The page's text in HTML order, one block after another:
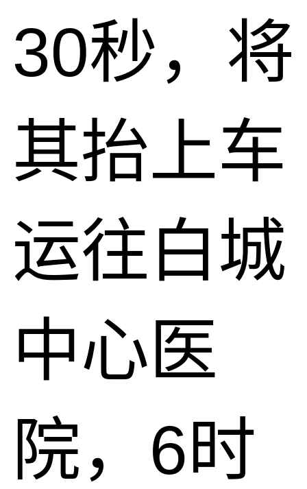
30秒，将
其抬上车
运往白城
中心医
院，6时